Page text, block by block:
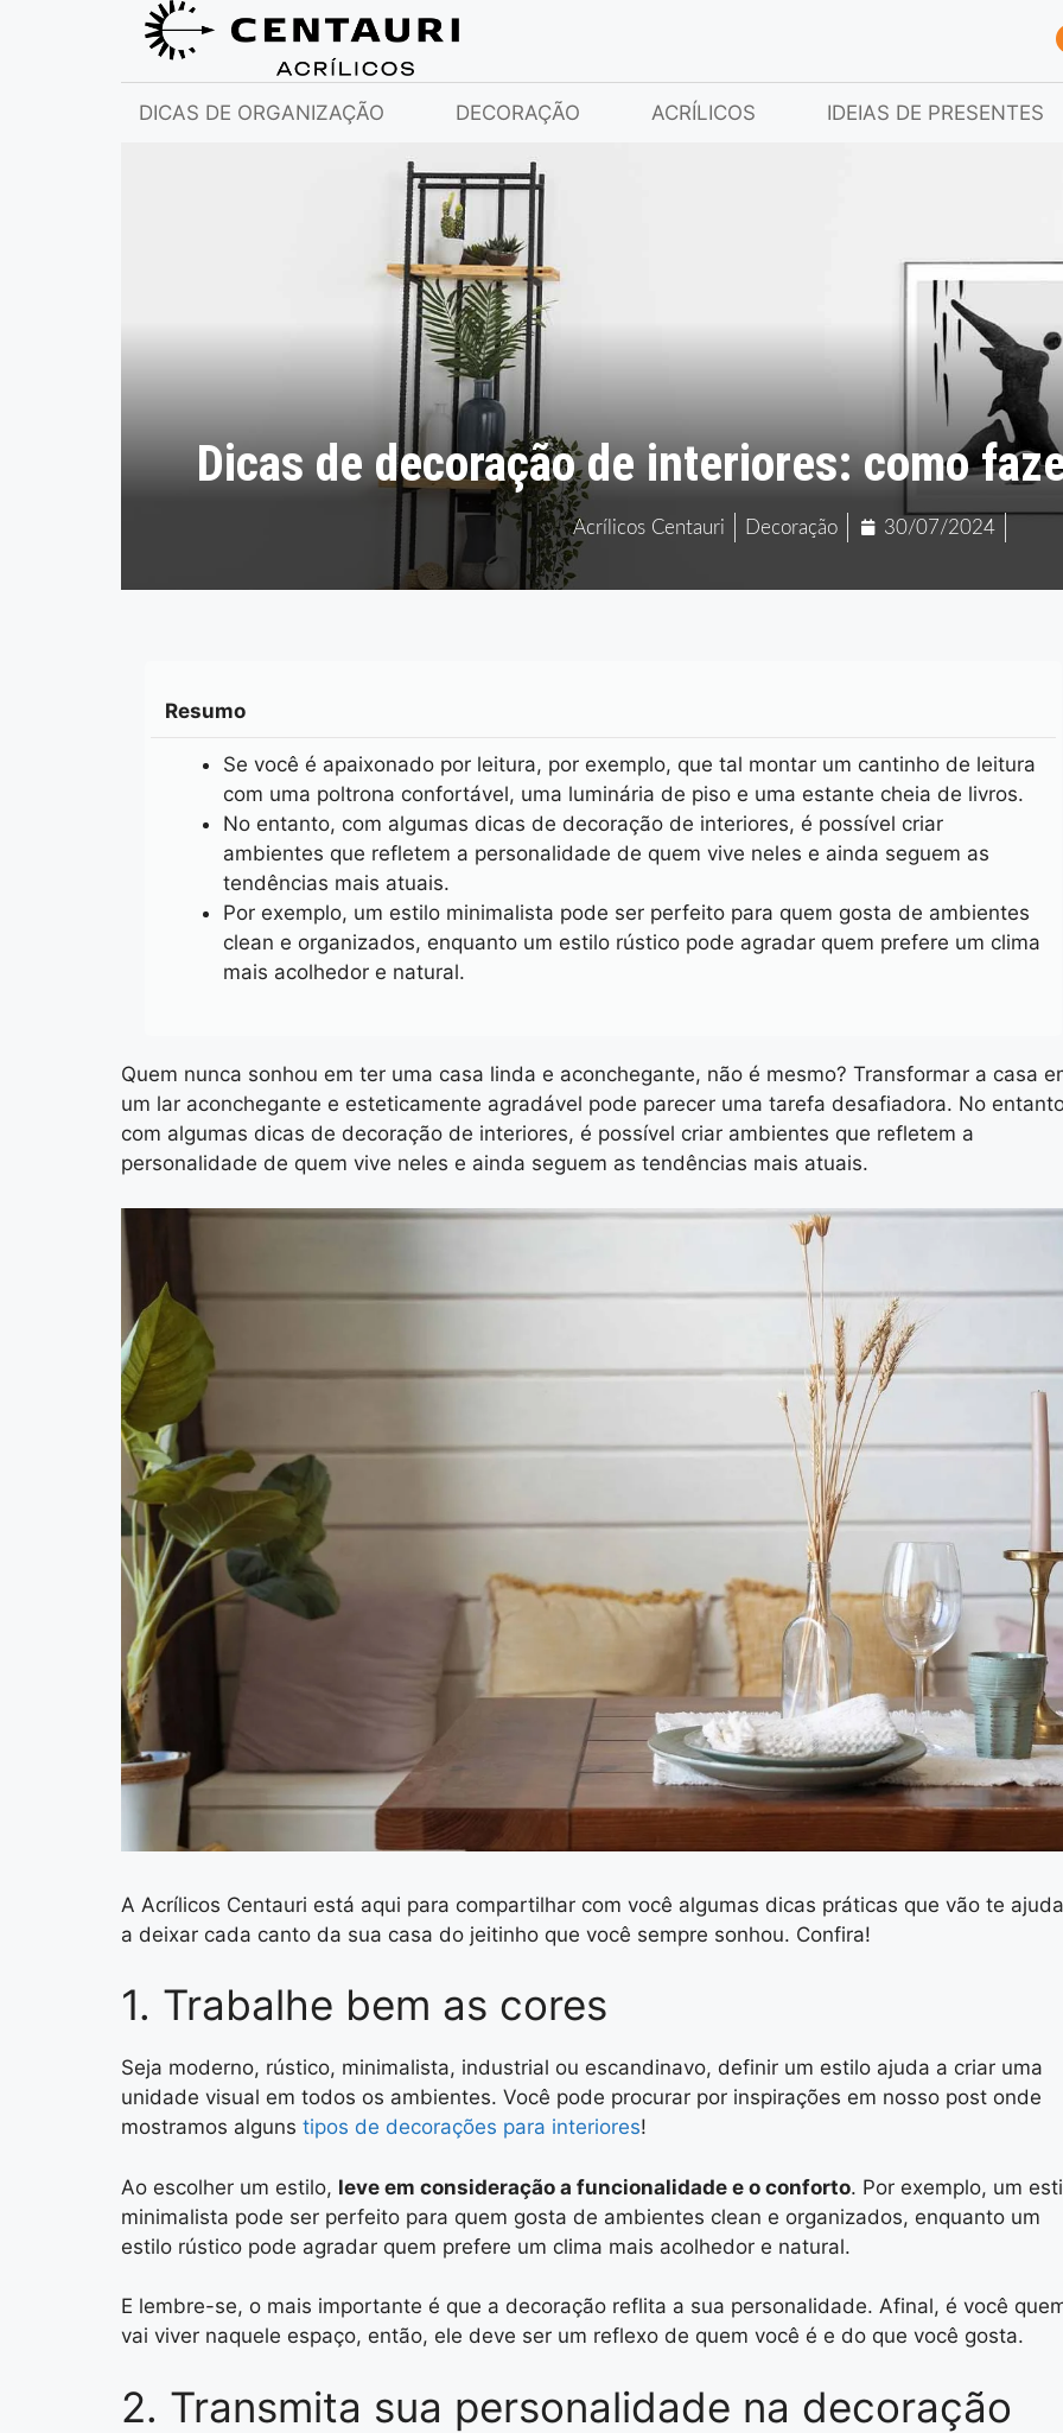
DICAS DE ORGANIZAÇÃO DECORAÇÃO ACRÍLICOS IDEIAS DE PRESENTES
Dicas de decoração de interiores: como
Acrílicos Centauri Decoração 30/07/2024
Resumo
Se você é apaixonado por leitura, por exemplo, que tal montar um cantinho de leitura
com uma poltrona confortável, uma luminária de piso e uma estante cheia de livros.
No entanto, com algumas dicas de decoração de interiores, é possível criar
ambientes que refletem a personalidade de quem vive neles e ainda seguem as
tendências mais atuais.
Por exemplo, um estilo minimalista pode ser perfeito para quem gosta de ambientes
clean e organizados, enquanto um estilo rústico pode agradar quem prefere um clima
mais acolhedor e natural.
Quem nunca sonhou em ter uma casa linda e aconchegante, não é mesmo? Transformar a casa
um lar aconchegante e esteticamente agradável pode parecer uma tarefa desafiadora. No
com algumas dicas de decoração de interiores, é possível criar ambientes que refletem a
personalidade de quem vive neles e ainda seguem as tendências mais atuais.
A Acrílicos Centauri está aqui para compartilhar com você algumas dicas práticas que vão te
a deixar cada canto da sua casa do jeitinho que você sempre sonhou. Confira!
1. Trabalhe bem as cores
Seja moderno, rústico, minimalista, industrial ou escandinavo, definir um estilo ajuda a criar uma
unidade visual em todos os ambientes. Você pode procurar por inspirações em nosso post onde
mostramos alguns tipos de decorações para interiores!
Ao escolher um estilo, leve em consideração a funcionalidade e o conforto. Por exemplo, um
minimalista pode ser perfeito para quem gosta de ambientes clean e organizados, enquanto um
estilo rústico pode agradar quem prefere um clima mais acolhedor e natural.
E lembre-se, o mais importante é que a decoração reflita a sua personalidade. Afinal, é você
vai viver naquele espaço, então, ele deve ser um reflexo de quem você é e do que você gosta.
2. Transmita sua personalidade na decoração